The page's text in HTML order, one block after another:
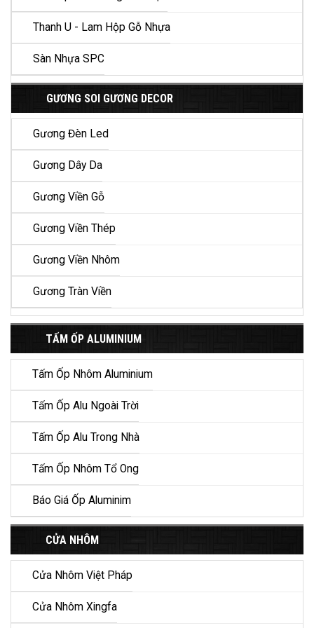
Thanh U - Lam Hộp Gỗ Nhựa
Sàn Nhựa SPC
GƯƠNG SOI GƯƠNG DECOR
Gương Đèn Led
Gương Dây Da
Gương Viền Gỗ
Gương Viền Thép
Gương Viền Nhôm
Gương Tràn Viền
TẤM ỐP ALUMINIUM
Tấm Ốp Nhôm Aluminium
Tấm Ốp Alu Ngoài Trời
Tấm Ốp Alu Trong Nhà
Tấm Ốp Nhôm Tổ Ong
Báo Giá Ốp Aluminim
CỬA NHÔM
Cửa Nhôm Việt Pháp
Cửa Nhôm Xingfa